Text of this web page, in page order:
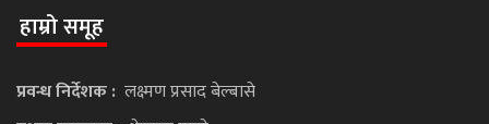
हाम्रो समूह
प्रवन्ध निर्देशक : लक्ष्मण प्रसाद बेल्बासे